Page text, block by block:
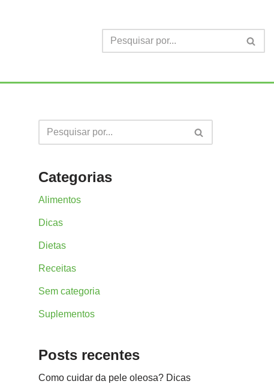
Categorias
Alimentos
Dicas
Dietas
Receitas
Sem categoria
Suplementos
Posts recentes
Como cuidar da pele oleosa? Dicas